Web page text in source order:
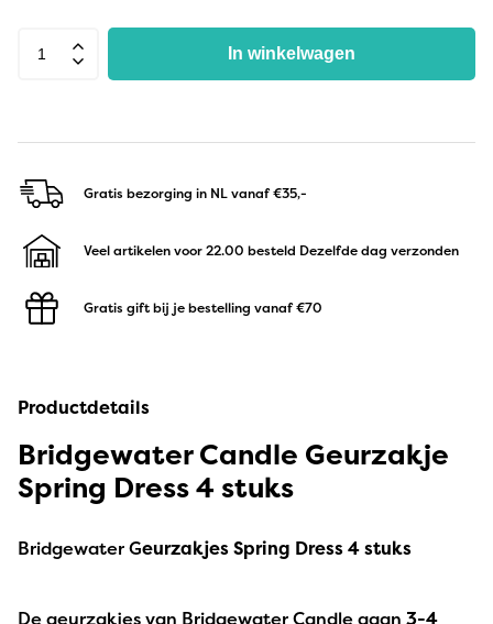
In winkelwagen
Gratis bezorging in NLvanaf €35,-
Veel artikelen voor 22.00 besteld Dezelfde dag verzonden
Gratis gift bij je bestelling vanaf €70
Productdetails
Bridgewater Candle Geurzakje
Spring Dress 4 stuks
Bridgewater Geurzakjes Spring Dress 4 stuks
De geurzakjes van Bridgewater Candle gaan 3-4